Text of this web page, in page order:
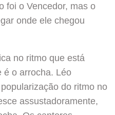
foi o Vencedor, mas o
onde ele chegou
no ritmo que está
é o arrocha. Léo
do ritmo no
assustadoramente,